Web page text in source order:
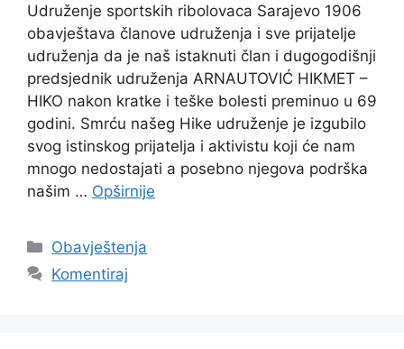
Udruženje sportskih ribolovaca Sarajevo 1906
obavještava članove udruženja i sve prijatelje
udruženja da je naš istaknuti član i dugogodišnji
predsjednik udruženja ARNAUTOVIĆ HIKMET –
HIKO nakon kratke i teške bolesti preminuo u 69
godini. Smrću našeg Hike udruženje je izgubilo
svog istinskog prijatelja i aktivistu koji će nam
mnogo nedostajati a posebno njegova podrška
našim … Opširnije
Obavještenja
Komentiraj